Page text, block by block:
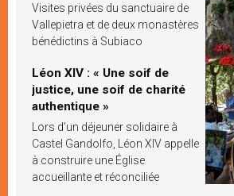
Visites privées du sanctuaire de
Vallepietra et de deux monastères
bénédictins à Subiaco
Léon XIV : « Une soif de
justice, une soif de charité
authentique »
Lors d’un déjeuner solidaire à
Castel Gandolfo, Léon XIV appelle
à construire une Église
accueillante et réconciliée